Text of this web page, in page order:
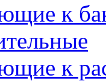
к
к